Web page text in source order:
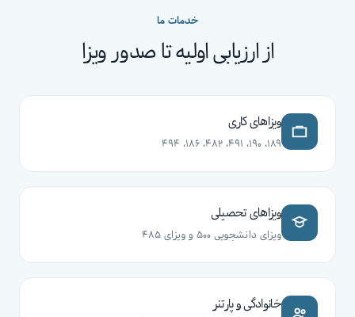
خدمات ما
از ارزیابی اولیه تا صدور ویزا
ویزاهای کاری
۱۸۹، ۱۹۰، ۴۹۱، ۴۸۲، ۱۸۶، ۴۹۴
ویزاهای تحصیلی
ویزای دانشجویی ۵۰۰ و ویزای ۴۸۵
خانوادگی و پارتنر